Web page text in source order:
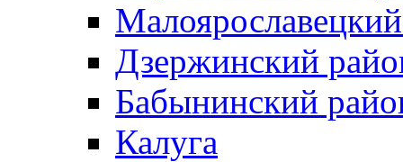
Дзержинский
Бабынинский
Калуга